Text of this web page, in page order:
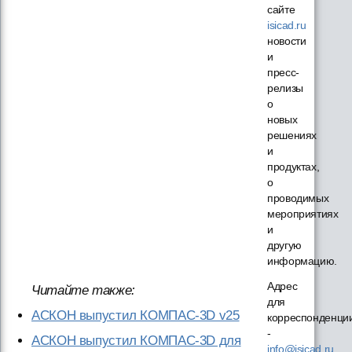
Читайте также:
АСКОН выпустил КОМПАС-3D v25
АСКОН выпустил КОМПАС-3D для
сайте
isicad.ru
новости
и
пресс-
релизы
о
новых
решениях
и
продуктах,
о
проводимых
мероприятиях
и
другую
информацию.
Адрес
для
-
info@isicad.ru